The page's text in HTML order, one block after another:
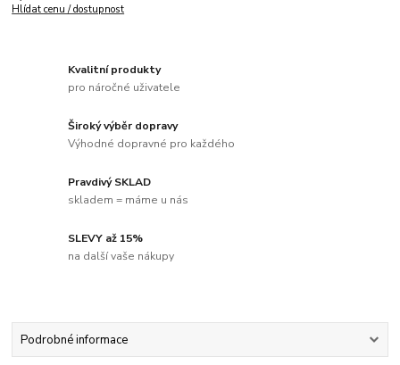
Hlídat cenu / dostupnost
Kvalitní produkty
pro náročné uživatele
Široký výběr dopravy
Výhodné dopravné pro každého
Pravdivý SKLAD
skladem = máme u nás
SLEVY až 15%
na další vaše nákupy
Podrobné informace